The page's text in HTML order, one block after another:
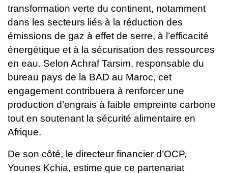
transformation verte du continent, notamment
dans les secteurs liés à la réduction des
émissions de gaz à effet de serre, à l’efficacité
énergétique et à la sécurisation des ressources
en eau. Selon Achraf Tarsim, responsable du
bureau pays de la BAD au Maroc, cet
engagement contribuera à renforcer une
production d’engrais à faible empreinte carbone
tout en soutenant la sécurité alimentaire en
Afrique.
De son côté, le directeur financier d’OCP,
Younes Kchia, estime que ce partenariat